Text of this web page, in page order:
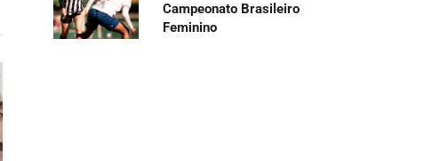
Campeonato Brasileiro
Feminino